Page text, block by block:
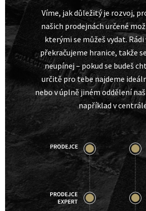
Víme, jak důležitý je rozvoj,
našich prodejnách určené
kterými se můžeš vydat. Rádi
překračujeme hranice, takže
neupínej – pokud se budeš
určitě pro tebe najdeme
nebo v úplně jiném oddělení
například v